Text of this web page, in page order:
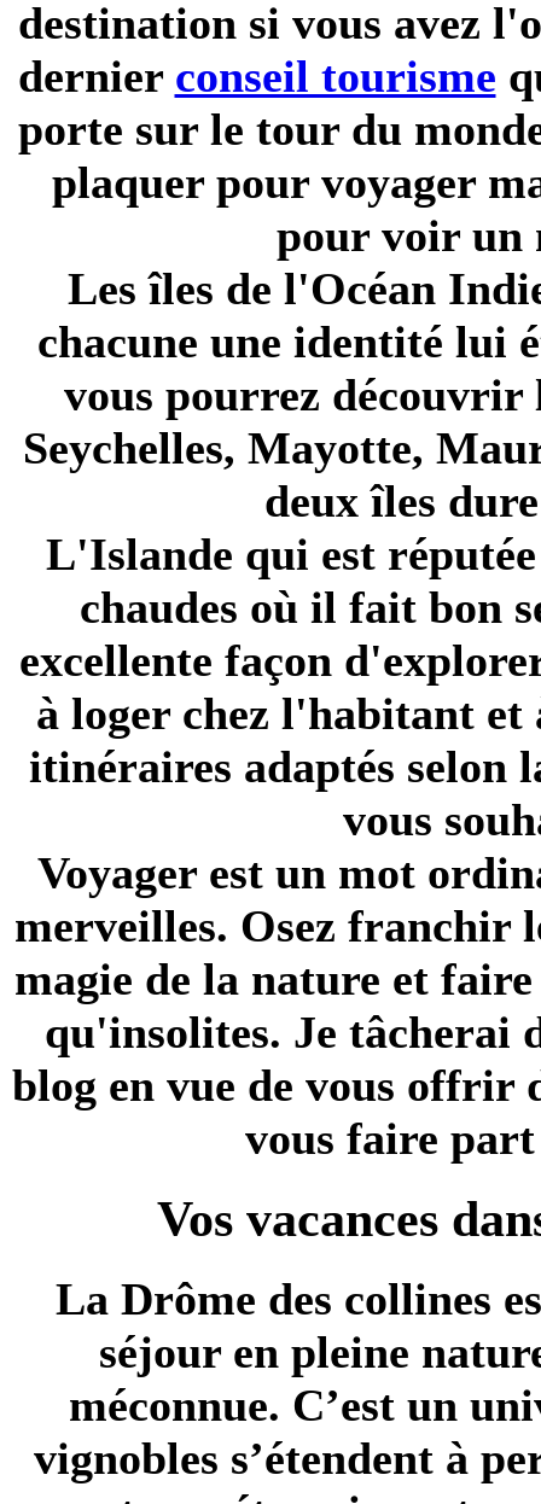
destination si vous avez
dernier conseil tourisme
porte sur le tour du
plaquer pour voyager
pour voir un
Les îles de l'Océan
chacune une identité lui
vous pourrez découvrir
Seychelles, Mayotte,
deux îles
L'Islande qui est
chaudes où il fait bon
excellente façon
à loger chez l'habitant et
itinéraires adaptés selon
vous
Voyager est un mot
merveilles. Osez franchir
magie de la nature et
qu'insolites. Je tâcherai
blog en vue de vous offrir
vous faire part
Vos vacances
La Drôme des collines
séjour en pleine
méconnue. C’est un
vignobles s’étendent à